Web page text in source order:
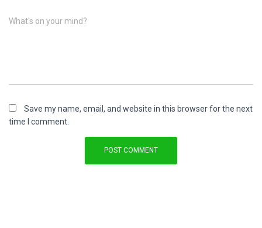
What's on your mind?
Save my name, email, and website in this browser for the next
time I comment.